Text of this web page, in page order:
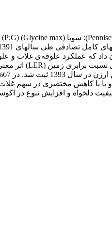
دلخواه و افزایش تنوع در